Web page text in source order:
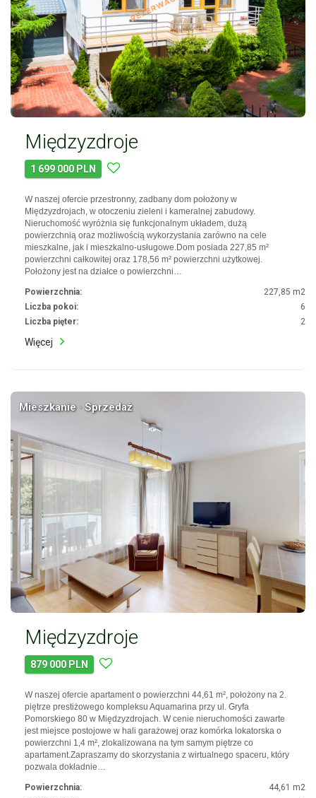
Międzyzdroje
1 699 000 PLN
W naszej ofercie przestronny, zadbany dom położony w
Międzyzdrojach, w otoczeniu zieleni i kameralnej zabudowy.
Nieruchomość wyróżnia się funkcjonalnym układem, dużą
powierzchnią oraz możliwością wykorzystania zarówno na cele
mieszkalne, jak i mieszkalno-usługowe.Dom posiada 227,85 m²
powierzchni całkowitej oraz 178,56 m² powierzchni użytkowej.
Położony jest na działce o powierzchni…
Powierzchnia:
227,85 m2
Liczba pokoi:
6
Liczba pięter:
2
Więcej
Mieszkanie · Sprzedaż
Międzyzdroje
879 000 PLN
W naszej ofercie apartament o powierzchni 44,61 m², położony na 2.
piętrze prestiżowego kompleksu Aquamarina przy ul. Gryfa
Pomorskiego 80 w Międzyzdrojach. W cenie nieruchomości zawarte
jest miejsce postojowe w hali garażowej oraz komórka lokatorska o
powierzchni 1,4 m², zlokalizowana na tym samym piętrze co
apartament.Zapraszamy do skorzystania z wirtualnego spaceru, który
pozwala dokładnie…
Powierzchnia:
44,61 m2